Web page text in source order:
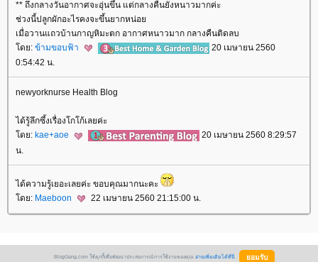
** ถึงกลางวันอากาศจะอุ่นขึ้น แต่กลางคืนยังหนาวมากค่ะ
ช่วงนี้ปลูกผักอะไรคงจะขึ้นยากหน่อ
เมื่อวานแถวบ้านกาญหิมะตก อากาศหนาวมาก กลางคืนติดลบ
ดย: ข้ามขอบฟ้า
20 เมษายน 2560
0:54:42 น.
newyorknurse Health Blog
ได้รู้ลึกซึ้งเรื่องโกโก้เลยค่ะ
ดย: kae+aoe
20 เมษายน 2560 8:29:57
น.
ได้ความรู้เยอะเลยค่ะ ขอบคุณมากนะคะ
ดย: Maeboon 22 เมษายน 2560 21:15:00 น.
BlogGang.com ใช้คุกกี้เพื่อพัฒนาประสบการณ์การใช้งานของคุณ อ่านเพิ่มเติมได้ที่นี่